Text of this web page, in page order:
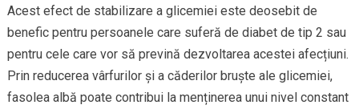
Acest efect de stabilizare a glicemiei este deosebit de
benefic pentru persoanele care suferă de diabet de tip 2 sau
pentru cele care vor să prevină dezvoltarea acestei afecțiuni.
Prin reducerea vârfurilor și a căderilor bruște ale glicemiei,
fasolea albă poate contribui la menținerea unui nivel constant